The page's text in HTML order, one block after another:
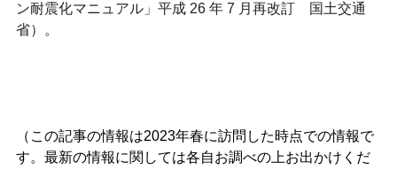
ン耐震化マニュアル」平成 26 年 7 月再改訂　国土交通
省）。
（この記事の情報は2023年春に訪問した時点での情報で
す。最新の情報に関しては各自お調べの上お出かけくだ